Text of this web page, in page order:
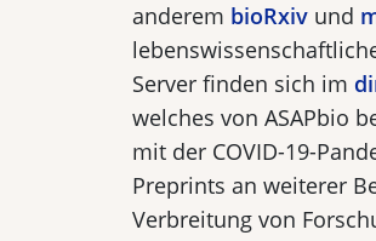
ande­rem bioRxiv und
Server finden sich im
welches von ASAPbio
mit der COVID-19-
Preprints an weiterer
Verbreitung von